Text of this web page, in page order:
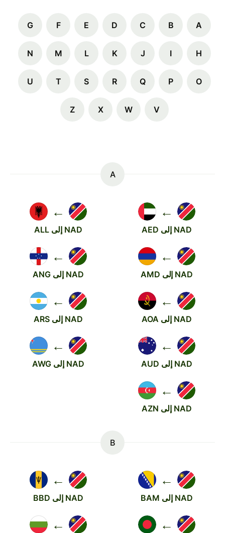
A
B
C
D
E
F
G
H
I
J
K
L
M
N
O
P
Q
R
S
T
U
V
W
X
Z
A
←
NAD إلى AED
←
NAD إلى ALL
←
NAD إلى AMD
←
NAD إلى ANG
←
NAD إلى AOA
←
NAD إلى ARS
←
NAD إلى AUD
←
NAD إلى AWG
←
NAD إلى AZN
B
←
NAD إلى BAM
←
NAD إلى BBD
←
←